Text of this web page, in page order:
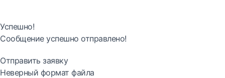
Успешно!
Сообщение успешно отправлено!
Отправить заявку
Неверный формат файла